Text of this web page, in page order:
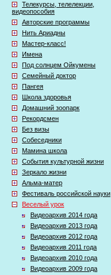
Телекурсы, телелекции,
видеопособия
Авторские программы
Нить Ариадны
Мастер-класс!
Имена
Под солнцем Ойкумены
Семейный доктор
Пангея
Школа здоровья
Домашний зоопарк
Рекордсмен
Без визы
Собеседники
Мамина школа
События культурной жизни
Зеркало жизни
Альма-матер
Фестиваль российской науки
Веселый урок
Видеоархив 2014 года
Видеоархив 2013 года
Видеоархив 2012 года
Видеоархив 2011 года
Видеоархив 2010 года
Видеоархив 2009 года